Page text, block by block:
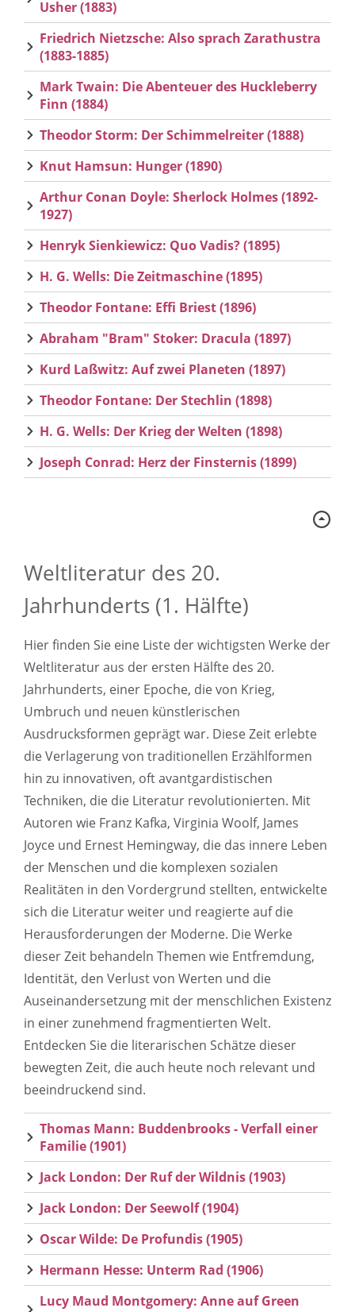
Usher (1883)
Friedrich Nietzsche: Also sprach Zarathustra
(1883-1885)
Mark Twain: Die Abenteuer des Huckleberry
Finn (1884)
Theodor Storm: Der Schimmelreiter (1888)
Knut Hamsun: Hunger (1890)
Arthur Conan Doyle: Sherlock Holmes (1892-
1927)
Henryk Sienkiewicz: Quo Vadis? (1895)
H. G. Wells: Die Zeitmaschine (1895)
Theodor Fontane: Effi Briest (1896)
Abraham "Bram" Stoker: Dracula (1897)
Kurd Laßwitz: Auf zwei Planeten (1897)
Theodor Fontane: Der Stechlin (1898)
H. G. Wells: Der Krieg der Welten (1898)
Joseph Conrad: Herz der Finsternis (1899)
Weltliteratur des 20.
Jahrhunderts (1. Hälfte)
Hier finden Sie eine Liste der wichtigsten Werke der
Weltliteratur aus der ersten Hälfte des 20.
Jahrhunderts, einer Epoche, die von Krieg,
Umbruch und neuen künstlerischen
Ausdrucksformen geprägt war. Diese Zeit erlebte
die Verlagerung von traditionellen Erzählformen
hin zu innovativen, oft avantgardistischen
Techniken, die die Literatur revolutionierten. Mit
Autoren wie Franz Kafka, Virginia Woolf, James
Joyce und Ernest Hemingway, die das innere Leben
der Menschen und die komplexen sozialen
Realitäten in den Vordergrund stellten, entwickelte
sich die Literatur weiter und reagierte auf die
Herausforderungen der Moderne. Die Werke
dieser Zeit behandeln Themen wie Entfremdung,
Identität, den Verlust von Werten und die
Auseinandersetzung mit der menschlichen Existenz
in einer zunehmend fragmentierten Welt.
Entdecken Sie die literarischen Schätze dieser
bewegten Zeit, die auch heute noch relevant und
beeindruckend sind.
Thomas Mann: Buddenbrooks - Verfall einer
Familie (1901)
Jack London: Der Ruf der Wildnis (1903)
Jack London: Der Seewolf (1904)
Oscar Wilde: De Profundis (1905)
Hermann Hesse: Unterm Rad (1906)
Lucy Maud Montgomery: Anne auf Green